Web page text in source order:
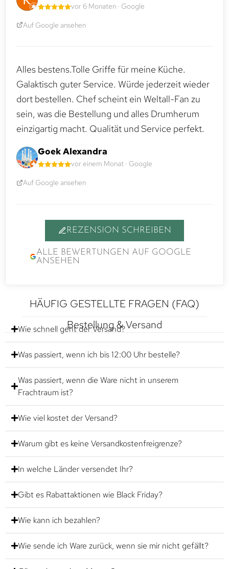
vor 6 Monaten · Google
Auf Google ansehen
Alles bestens.Tolle Griffe für meine Küche.
Galaktisch guter Service. Würde jederzeit wieder
dort bestellen. Chef scheint ein Weltall-Fan zu
sein, was die Bestellung und alles Drumherum
einzigartig macht. Qualität und Service perfekt.
Goek Alexandra
vor einem Monat · Google
Auf Google ansehen
REZENSION SCHREIBEN
ALLE BEWERTUNGEN AUF GOOGLE
ANSEHEN
HÄUFIG GESTELLTE FRAGEN (FAQ)
Bestellung & Versand
Wie schnell geht der Versand?
Was passiert, wenn ich bis 12:00 Uhr bestelle?
Was passiert, wenn die Ware nicht in unserem
Frachtraum ist?
Wie viel kostet der Versand?
Warum gibt es keine Versandkostenfreigrenze?
In welche Länder versendet Ihr?
Gibt es Rabattaktionen wie Black Friday?
Wie kann ich bezahlen?
Wie sende ich Ware zurück, wenn sie mir nicht gefällt?